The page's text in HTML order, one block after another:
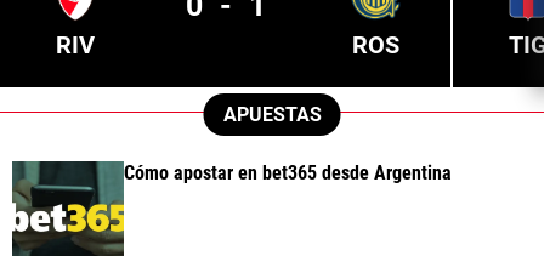
RIV ROS
APUESTAS
Cómo apostar en bet365 desde Argentina